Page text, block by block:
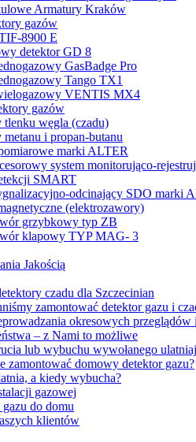
Armatury Kraków
gazów
8900 E
detektor GD 8
GasBadge Pro
Tango TX1
VENTIS MX4
gazów
tlenku węgla (czadu)
i propan-butanu
marki ALTER
system monitorująco-
SMART
odcinający SDO marki
(elektrozawory)
grzybkowy typ ZB
klapowy TYP MAG- 3
Jakością
czadu dla Szczecinian
zamontować detektor gazu i
okresowych przeglądów
– z Nami to możliwe
lub wybuchu wywołanego
zamontować domowy detektor gazu?
a kiedy wybucha?
gazowej
do domu
klientów